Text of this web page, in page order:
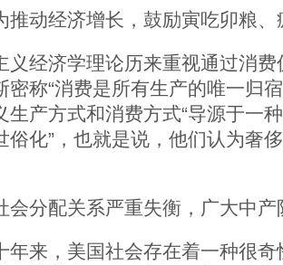
动经济增长，鼓励寅吃卯粮、
经济学理论历来重视通过消费
密称“消费是所有生产的唯一归
生产方式和消费方式“导源于一
俗化”，也就是说，他们认为奢
分配关系严重失衡，广大中产
来，美国社会存在着一种很奇